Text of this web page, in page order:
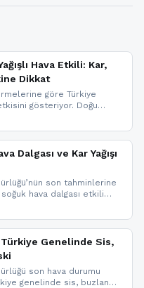
Hava Etkili: Kar,
Dikkat
göre Türkiye
gösteriyor. Doğu
Marmara ve
İç kesimlerde sis ve pus
azalma
Dalgası ve Kar Yağışı
son tahminlerine
hava dalgası etkili
ve buzlanma uyarısı
Genelinde Sis,
son hava durumu
genelinde sis, buzlanma